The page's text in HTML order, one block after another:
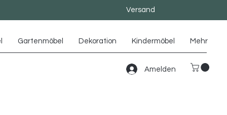
Versand
Gartenmöbel Dekoration Kindermöbel Mehr
Amelden